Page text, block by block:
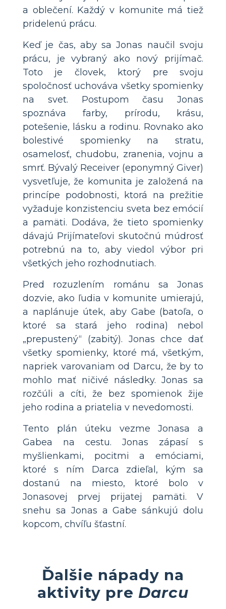
a oblečení. Každý v komunite má tiež
pridelenú prácu.
Keď je čas, aby sa Jonas naučil svoju
prácu, je vybraný ako nový prijímač.
Toto je človek, ktorý pre svoju
spoločnosť uchováva všetky spomienky
na svet. Postupom času Jonas
spoznáva farby, prírodu, krásu,
potešenie, lásku a rodinu. Rovnako ako
bolestivé spomienky na stratu,
osamelosť, chudobu, zranenia, vojnu a
smrť. Bývalý Receiver (eponymný Giver)
vysvetľuje, že komunita je založená na
princípe podobnosti, ktorá na prežitie
vyžaduje konzistenciu sveta bez emócií
a pamäti. Dodáva, že tieto spomienky
dávajú Prijímateľovi skutočnú múdrosť
potrebnú na to, aby viedol výbor pri
všetkých jeho rozhodnutiach.
Pred rozuzlením románu sa Jonas
dozvie, ako ľudia v komunite umierajú,
a naplánuje útek, aby Gabe (batoľa, o
ktoré sa stará jeho rodina) nebol
„prepustený“ (zabitý). Jonas chce dať
všetky spomienky, ktoré má, všetkým,
napriek varovaniam od Darcu, že by to
mohlo mať ničivé následky. Jonas sa
rozčúli a cíti, že bez spomienok žije
jeho rodina a priatelia v nevedomosti.
Tento plán úteku vezme Jonasa a
Gabea na cestu. Jonas zápasí s
myšlienkami, pocitmi a emóciami,
ktoré s ním Darca zdieľal, kým sa
dostanú na miesto, ktoré bolo v
Jonasovej prvej prijatej pamäti. V
snehu sa Jonas a Gabe sánkujú dolu
kopcom, chvíľu šťastní.
Ďalšie nápady na
aktivity pre Darcu